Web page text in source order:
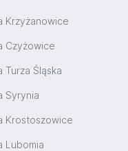
Krzyżanowice
Czyżowice
Turza Śląska
Syrynia
Krostoszowice
Lubomia